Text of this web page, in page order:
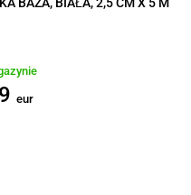
BAZA, BIAŁA, 2,5 CM X 5 M
eur